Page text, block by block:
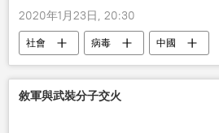
2020年1月23日, 20:30
社會 病毒 中國
敘軍與武裝分子交火